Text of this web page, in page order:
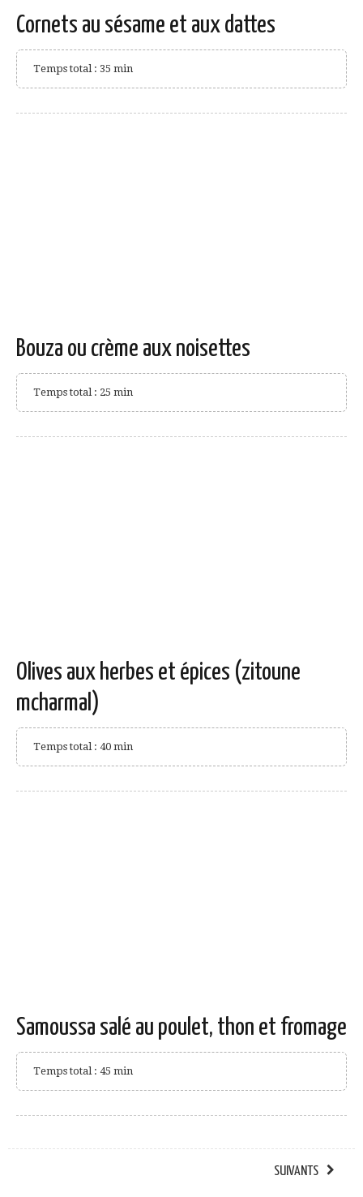
Cornets au sésame et aux dattes
Temps total : 35 min
Bouza ou crème aux noisettes
Temps total : 25 min
Olives aux herbes et épices (zitoune
mcharmal)
Temps total : 40 min
Samoussa salé au poulet, thon et fromage
Temps total : 45 min
SUIVANTS